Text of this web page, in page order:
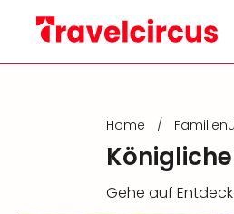
Home /
Gehe auf